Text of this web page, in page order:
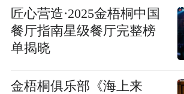
匠心营造·2025金梧桐中国
餐厅指南星级餐厅完整榜
单揭晓
金梧桐俱乐部《海上来